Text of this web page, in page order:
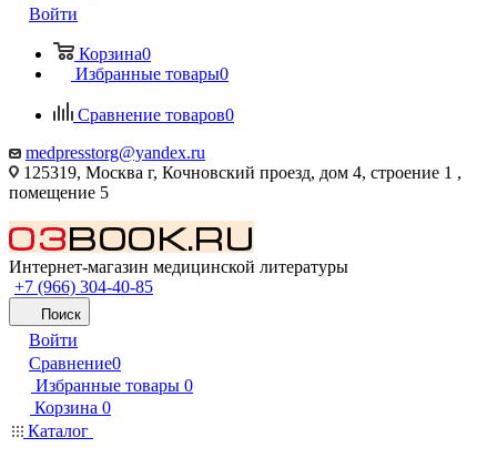
Войти
Корзина0
Избранные товары0
Сравнение товаров0
medpresstorg@yandex.ru
125319, Москва г, Кочновский проезд, дом 4, строение 1 ,
помещение 5
Интернет-магазин медицинской литературы
+7 (966) 304-40-85
Поиск
Войти
Сравнение0
Избранные товары 0
Корзина 0
Каталог